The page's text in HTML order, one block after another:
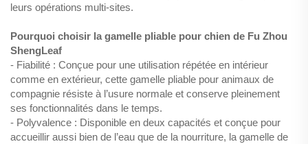
leurs opérations multi-sites.
Pourquoi choisir la gamelle pliable pour chien de Fu Zhou
ShengLeaf
- Fiabilité : Conçue pour une utilisation répétée en intérieur
comme en extérieur, cette gamelle pliable pour animaux de
compagnie résiste à l’usure normale et conserve pleinement
ses fonctionnalités dans le temps.
- Polyvalence : Disponible en deux capacités et conçue pour
accueillir aussi bien de l’eau que de la nourriture, la gamelle de